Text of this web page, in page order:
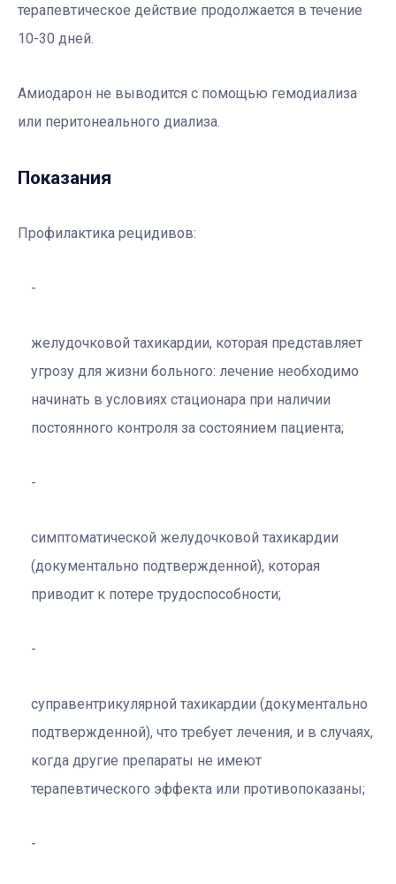
терапевтическое действие продолжается в течение
10-30 дней.
Амиодарон не выводится с помощью гемодиализа
или перитонеального диализа.
Показания
Профилактика рецидивов:
желудочковой тахикардии, которая представляет
угрозу для жизни больного: лечение необходимо
начинать в условиях стационара при наличии
постоянного контроля за состоянием пациента;
симптоматической желудочковой тахикардии
(документально подтвержденной), которая
приводит к потере трудоспособности;
суправентрикулярной тахикардии (документально
подтвержденной), что требует лечения, и в случаях,
когда другие препараты не имеют
терапевтического эффекта или противопоказаны;